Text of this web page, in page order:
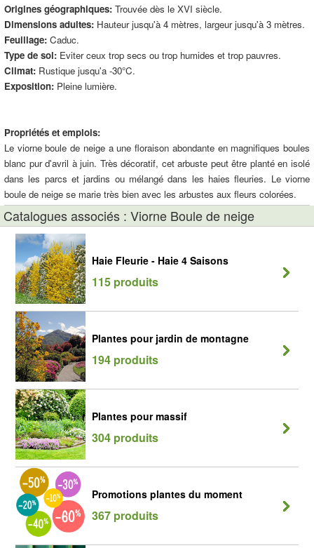
Origines géographiques: Trouvée dès le XVI siècle.
Dimensions adultes: Hauteur jusqu'à 4 mètres, largeur jusqu'à 3 mètres.
Feuillage: Caduc.
Type de sol: Eviter ceux trop secs ou trop humides et trop pauvres.
Climat: Rustique jusqu'a -30°C.
Exposition: Pleine lumière.
Propriétés et emplois:
Le viorne boule de neige a une floraison abondante en magnifiques boules
blanc pur d'avril à juin. Très décoratif, cet arbuste peut être planté en isolé
dans les parcs et jardins ou mélangé dans les haies fleuries. Le viorne
boule de neige se marie très bien avec les arbustes aux fleurs colorées.
Catalogues associés : Viorne Boule de neige
Haie Fleurie - Haie 4 Saisons
115 produits
Plantes pour jardin de montagne
194 produits
Plantes pour massif
304 produits
Promotions plantes du moment
367 produits